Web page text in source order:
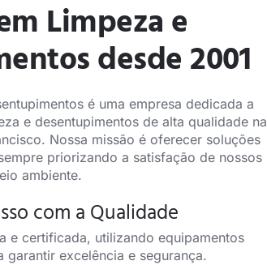
Limpeza e
desde 2001
é uma empresa dedicada a
e desentupimentos de alta qualidade na
Nossa missão é oferecer soluções
priorizando a satisfação de nossos
ambiente.
com a Qualidade
e certificada, utilizando equipamentos
garantir excelência e segurança.